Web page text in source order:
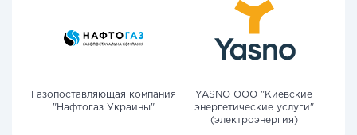
Газопоставляющая компания
"Нафтогаз Украины"
YASNO OOO "Киевские
энергетические услуги"
(электроэнергия)